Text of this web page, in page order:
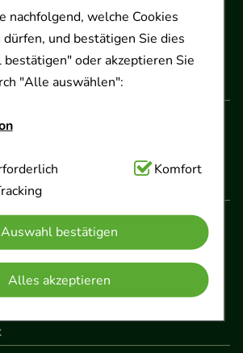
nachfolgend, welche Cookies
und bestätigen Sie dies
oder akzeptieren Sie
"Alle auswählen":
Hierbei handelt es sich um
Grundfunktionen unserer
sind (z.B. Navigation,
weshalb auf diese nicht
kann.
werden genutzt um das
noch ansprechender zu gestalten,
die Wiedererkennung des
Komfort
Auswahl bestätigen
Alles akzeptieren